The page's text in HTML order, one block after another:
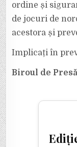
ordine și
de jocuri de
acestora și
Implicați în
Biroul de